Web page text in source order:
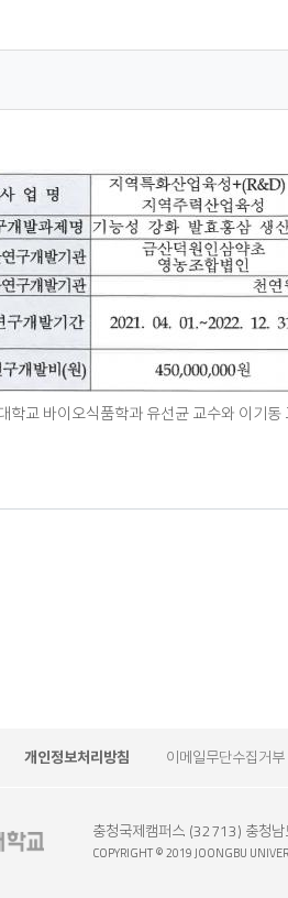
학교 바이오식품학과 유선균 교수와 이기
개인정보처리방침 이메일무단수집거부
충청국제캠퍼스 (32713) 충청남
COPYRIGHT © 2019 JOONGBU